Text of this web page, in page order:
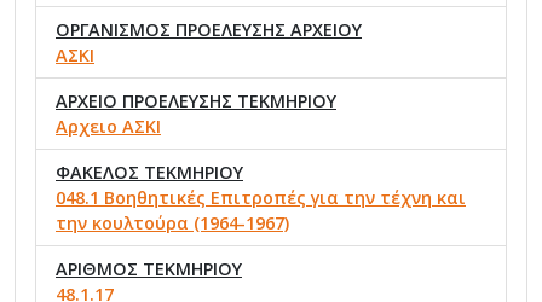
ΟΡΓΑΝΙΣΜΟΣ ΠΡΟΕΛΕΥΣΗΣ ΑΡΧΕΙΟΥ
ΑΣΚΙ
ΑΡΧΕΙΟ ΠΡΟΕΛΕΥΣΗΣ ΤΕΚΜΗΡΙΟΥ
Αρχειο ΑΣΚΙ
ΦΑΚΕΛΟΣ ΤΕΚΜΗΡΙΟΥ
048.1 Βοηθητικές Επιτροπές για την τέχνη και
την κουλτούρα (1964-1967)
ΑΡΙΘΜΟΣ ΤΕΚΜΗΡΙΟΥ
48.1.17